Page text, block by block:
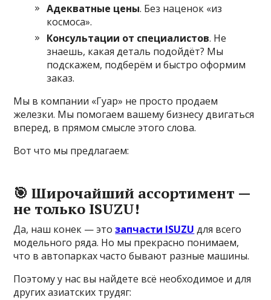
Адекватные цены. Без наценок «из
космоса».
Консультации от специалистов. Не
знаешь, какая деталь подойдёт? Мы
подскажем, подберём и быстро оформим
заказ.
Мы в компании «Гуар» не просто продаем
железки. Мы помогаем вашему бизнесу двигаться
вперед, в прямом смысле этого слова.
Вот что мы предлагаем:
🎯 Широчайший ассортимент —
не только ISUZU!
Да, наш конек — этозапчасти ISUZU для всего
модельного ряда. Но мы прекрасно понимаем,
что в автопарках часто бывают разные машины.
Поэтому у нас вы найдете всё необходимое и для
других азиатских трудяг: